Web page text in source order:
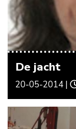
De jacht
20-05-2014 |